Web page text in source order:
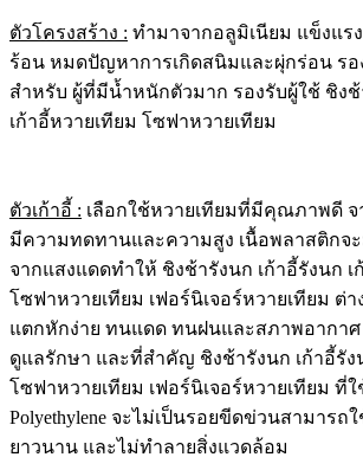
ตัวโครงสร้าง : ทำมาจากอลูมิเนียม แข็งแ
ร้อน หมดปัญหาการเกิดสนิมและผุ่กร่อน รอ
สำหรับ ผู้ที่มีน้ำหนักตัวมาก รองรับผู้ใช้ ชิงช้
เก้าอี้หวายเทียม โซฟาหวายเทียม
ตัวเก้าอี้ : เลือกใช้หวายเทียมที่มีคุณภาพดี จา
มีความทดทานและความสูง เนื้อพลาสติกจ
จากแสงแดดทำให้ ชิงช้ารังนก เก้าอี้รังนก เ
โซฟาหวายเทียม เฟอร์นิเจอร์หวายเทียม ต่า
แตกหักง่าย ทนแดด ทนฝนและสภาพอากาศ
ดูแลรักษา และที่สำคัญ ชิงช้ารังนก เก้าอี้รัง
โซฟาหวายเทียม เฟอร์นิเจอร์หวายเทียม ที่ใ
Polyethylene จะไม่เป็นรอยขีดข่วนสามารถ
ยาวนาน และไม่ทำลายสิ่งแวดล้อม